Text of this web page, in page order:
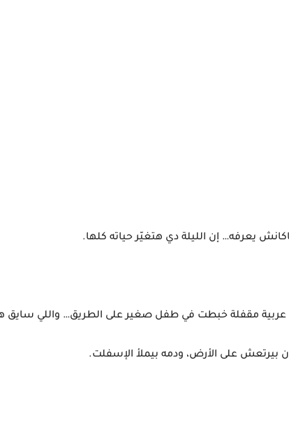
يعرفه… إن الليلة دي هتغيّر حياته كلها.
عربية مقفلة خبطت في طفل صغير على الطريق… واللي سايق
بيرتعش على الأرض، ودمه بيملأ الإسفلت.